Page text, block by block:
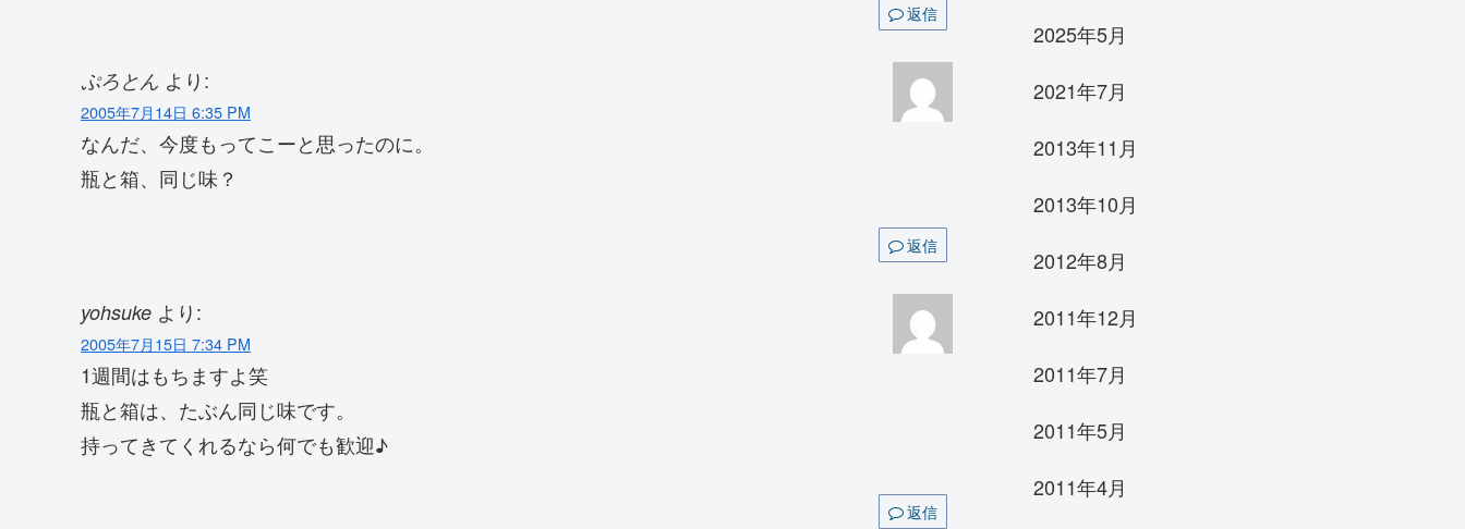
返信
ぷろとん より:
2005年7月14日 6:35 PM
なんだ、今度もってこーと思ったのに。
瓶と箱、同じ味？
返信
yohsuke より:
2005年7月15日 7:34 PM
1週間はもちますよ笑
瓶と箱は、たぶん同じ味です。
持ってきてくれるなら何でも歓迎♪
返信
2025年5月
2021年7月
2013年11月
2013年10月
2012年8月
2011年12月
2011年7月
2011年5月
2011年4月